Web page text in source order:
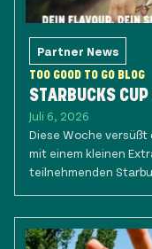
Partner News
TOO GOOD TO GO BLOG
STARBUCKS
Juli 6, 2026
Diese Woche
mit einem kleinen
teilnehmenden